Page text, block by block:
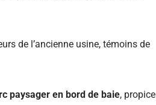
de l’ancienne usine, témoins de
paysager en bord de baie, propice